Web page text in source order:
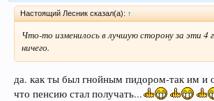
Настоящий Лесник сказал(а): ↑
Что-то изменилось в лучшую сторону за эти
ничего.
да. как ты был гнойным пидором-так им и
что пенсию стал получать...